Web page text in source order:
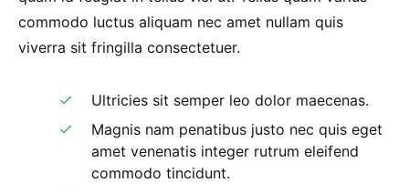
commodo luctus aliquam nec amet nullam quis
viverra sit fringilla consectetuer.
Ultricies sit semper leo dolor maecenas.
Magnis nam penatibus justo nec quis eget
amet venenatis integer rutrum eleifend
commodo tincidunt.